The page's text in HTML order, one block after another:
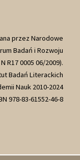
przez Narodowe
Badań i Rozwoju
R17 0005 06/2009).
Badań Literackich
Nauk 2010-2024
978-83-61552-46-8